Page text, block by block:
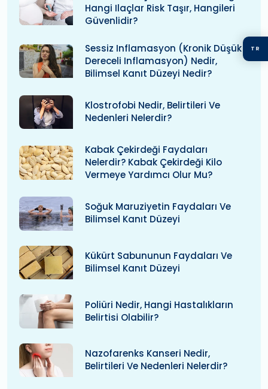
TR
Hangi Ilaçlar Risk Taşır, Hangileri
Güvenlidir?
Sessiz Inflamasyon (kronik Düşük
Dereceli Inflamasyon) Nedir,
Bilimsel Kanıt Düzeyi Nedir?
Klostrofobi Nedir, Belirtileri Ve
Nedenleri Nelerdir?
Kabak Çekirdeği Faydaları
Nelerdir? Kabak Çekirdeği Kilo
Vermeye Yardımcı Olur Mu?
Soğuk Maruziyetin Faydaları Ve
Bilimsel Kanıt Düzeyi
Kükürt Sabununun Faydaları Ve
Bilimsel Kanıt Düzeyi
Poliüri Nedir, Hangi Hastalıkların
Belirtisi Olabilir?
Nazofarenks Kanseri Nedir,
Belirtileri Ve Nedenleri Nelerdir?